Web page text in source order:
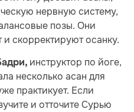
нервную систему,
позы. Они
скорректируют осанку.
инструктор по йоге,
несколько асан для
практикует. Если
и отточите Сурью